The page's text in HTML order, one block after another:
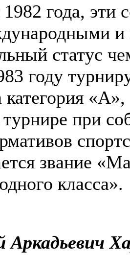
года, эти
и
статус
году
«А»,
при
звание